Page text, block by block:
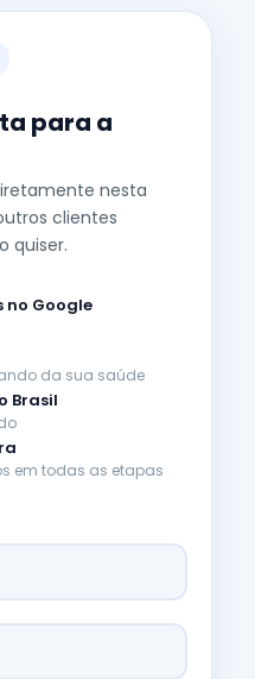
para a
nesta
clientes
quiser.
no Google
da sua saúde
Brasil
em todas as etapas